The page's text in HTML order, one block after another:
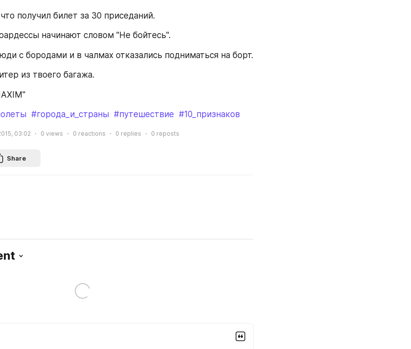
получил билет за 30 приседаний.
начинают словом "Не бойтесь".
с бородами и в чалмах отказались подниматься на борт.
из твоего багажа.
#города_и_страны #путешествие #10_признаков
03:02 0 views 0 reactions 0 replies 0 reposts
Share